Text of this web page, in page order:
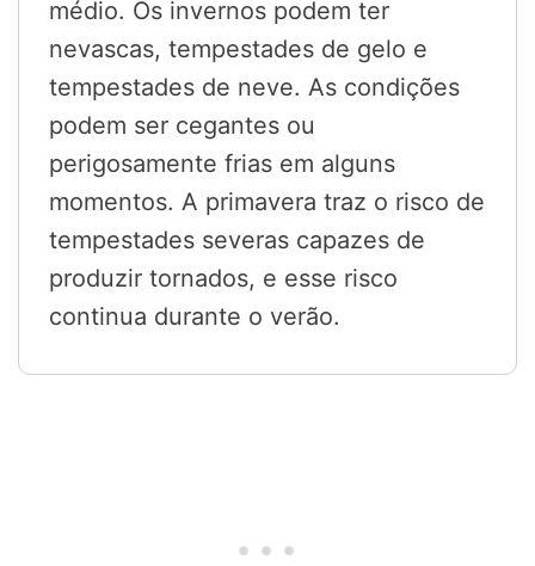
médio. Os invernos podem ter
nevascas, tempestades de gelo e
tempestades de neve. As condições
podem ser cegantes ou
perigosamente frias em alguns
momentos. A primavera traz o risco de
tempestades severas capazes de
produzir tornados, e esse risco
continua durante o verão.